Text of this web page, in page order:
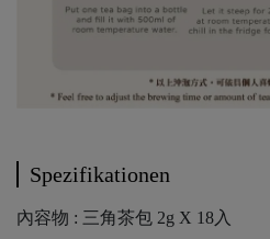
Spezifikationen
內容物 : 三角茶包 2g X 18入